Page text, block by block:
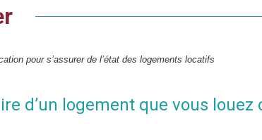
pour s’assurer de l’état des logements locatifs
d’un logement que vous louez